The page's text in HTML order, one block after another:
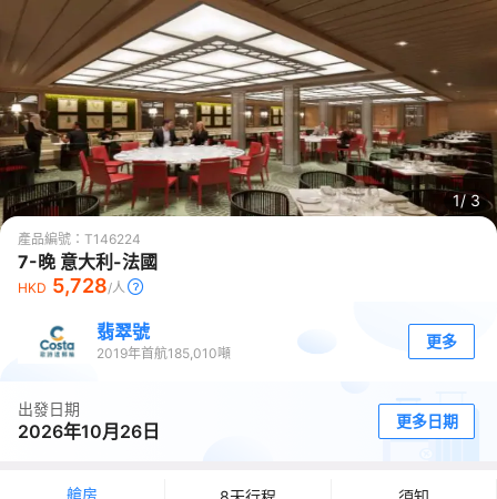
1/3
產品編號： T146224
7-晚 意大利-法國
HKD 5,728/人
翡翠號
2019年首航185,010噸
更多
出發日期
2026年10月26日 更多日期
艙房